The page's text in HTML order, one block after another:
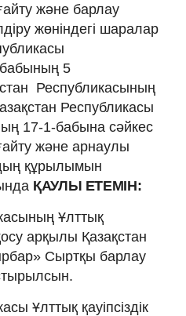
және барлау
жөніндегі шаралар
5
Республикасының
Республикасы
17-1-бабына сәйкес
және арнаулы
құрылымын
ҚАУЛЫ ЕТЕМІН:
Ұлттық
арқылы Қазақстан
Сыртқы барлау
Ұлттық қауіпсіздік